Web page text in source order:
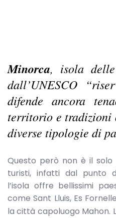
Minorca, isola
dall’UNESCO
difende ancora
territorio e tradizioni
diverse tipologie di
Questo però non è il
turisti, infatti dal punto
l’isola offre bellissimi
come Sant Lluis, Es
la città capoluogo Mahon.